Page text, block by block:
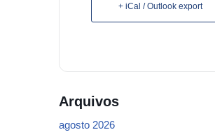
+ iCal / Outlook export
Arquivos
agosto 2026